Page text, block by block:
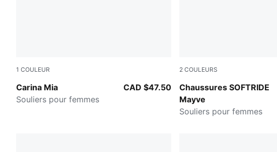
1 COULEUR
Carina Mia
PUMA White-PUMA Gold
Souliers pour femmes
CAD $47.50
2 COULEURS
Chaussures SOFTRIDE
Mayve
PUMA Black-PUMA White
Souliers pour femmes